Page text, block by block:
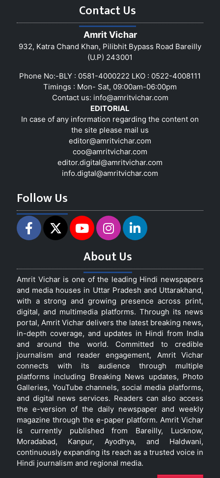
Contact Us
Amrit Vichar
932, Katra Chand Khan, Pilibhit Bypass Road Bareilly
(U.P) 243001
Phone No:-BLY : 0581-4000222 LKO : 0522-4008111
Timings : Mon- Sat, 09:00am-06:00pm
Contact us: info@amritvichar.com
EDITORIAL
In case of any information regarding the content on
the site please mail us
editor@amritvichar.com
coo@amritvichar.com
editor.digital@amritvichar.com
info.digtal@amritvichar.com
Follow Us
About Us
Amrit Vichar is one of the leading Hindi newspapers
and media houses in Uttar Pradesh and Uttarakhand,
with a strong and growing presence across print,
digital, and multimedia platforms. Through its news
portal, Amrit Vichar delivers the latest breaking news,
in-depth coverage, and updates in Hindi from India
and around the world. Committed to credible
journalism and reader engagement, Amrit Vichar
connects with its audience through multiple
platforms including Breaking News updates, Photo
Galleries, YouTube channels, social media platforms,
and digital news services. Readers can also access
the e-version of the daily newspaper and weekly
magazine through the e-paper platform. Amrit Vichar
is currently published from Bareilly, Lucknow,
Moradabad, Kanpur, Ayodhya, and Haldwani,
continuously expanding its reach as a trusted voice in
Hindi journalism and regional media.